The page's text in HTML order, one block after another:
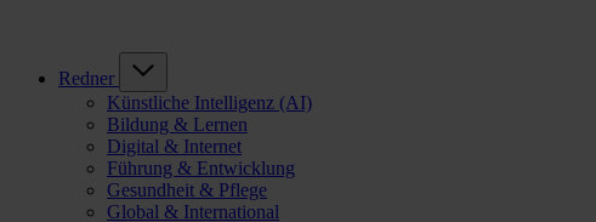
Redner
Künstliche Intelligenz (AI)
Bildung & Lernen
Digital & Internet
Führung & Entwicklung
Gesundheit & Pflege
Global & International